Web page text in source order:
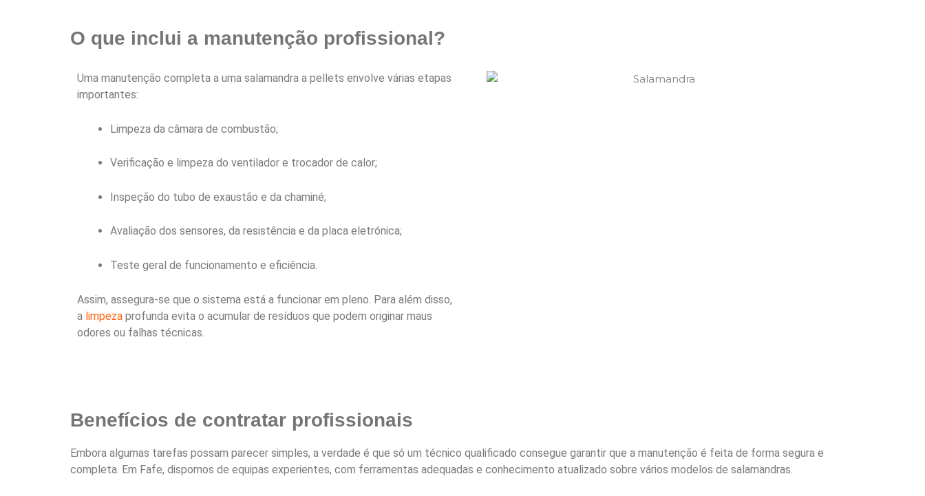
O que inclui a manutenção profissional?
Uma manutenção completa a uma salamandra a pellets envolve várias etapas
importantes:
Limpeza da câmara de combustão;
Verificação e limpeza do ventilador e trocador de calor;
Inspeção do tubo de exaustão e da chaminé;
Avaliação dos sensores, da resistência e da placa eletrónica;
Teste geral de funcionamento e eficiência.
Assim, assegura-se que o sistema está a funcionar em pleno. Para além disso,
a limpeza profunda evita o acumular de resíduos que podem originar maus
odores ou falhas técnicas.
Benefícios de contratar profissionais
Embora algumas tarefas possam parecer simples, a verdade é que só um técnico qualificado consegue garantir que a manutenção é feita de forma segura e
completa. Em Fafe, dispomos de equipas experientes, com ferramentas adequadas e conhecimento atualizado sobre vários modelos de salamandras.